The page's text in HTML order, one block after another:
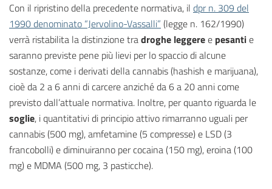
Con il ripristino della precedente normativa, il dpr n. 309 del
1990 denominato “Jervolino-Vassalli” (legge n. 162/1990)
verrà ristabilita la distinzione tradroghe leggeree pesantie
saranno previste pene più lievi per lo spaccio di alcune
sostanze, come i derivati della cannabis (hashish e marijuana),
cioè da 2 a 6 anni di carcere anziché da 6 a 20 anni come
previsto dall’attuale normativa. Inoltre, per quanto riguarda le
soglie, i quantitativi di principio attivo rimarranno uguali per
cannabis (500 mg), amfetamine (5 compresse) e LSD (3
francobolli) e diminuiranno per cocaina (150 mg), eroina (100
mg) e MDMA (500 mg, 3 pasticche).